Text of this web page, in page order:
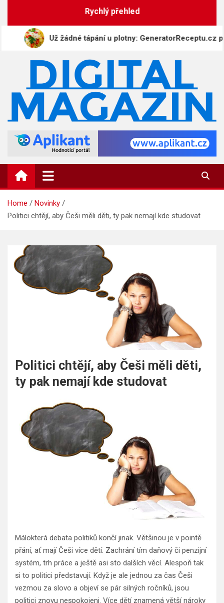
Rychlý přehled
Už žádné tápání u plotny: GeneratorReceptu.cz
DigitalMagazin.cz
Home
Novinky
Politici chtějí, aby Češi měli děti, ty pak nemají kde studovat
Politici chtějí, aby Češi měli děti,
ty pak nemají kde studovat
Málokterá debata politiků končí jinak. Většinou je v pointě
přání, ať mají Češi více dětí. Zachrání tím daňový či penzijní
systém, trh práce a ještě asi sto dalších věcí. Alespoň tak
si to politici představují. Když je ale jednou za čas Češi
vezmou za slovo a objeví se pár silných ročníků, jsou
politici znovu nespokojeni. Více dětí znamená větší nároky